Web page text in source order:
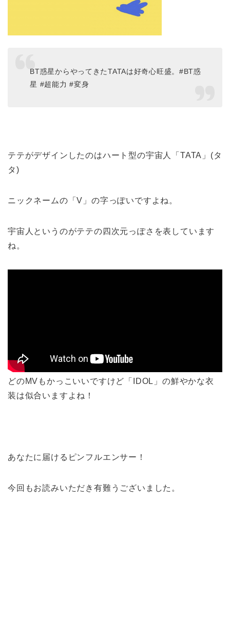
BT惑星からやってきたTATAは好奇心旺盛。#BT惑
星 #超能力 #変身
テテがデザインしたのはハート型の宇宙人「TATA」(タ
タ)
ニックネームの「V」の字っぽいですよね。
宇宙人というのがテテの四次元っぽさを表しています
ね。
どのMVもかっこいいですけど「IDOL」の鮮やかな衣
装は似合いますよね！
あなたに届けるピンフルエンサー！
今回もお読みいただき有難うございました。